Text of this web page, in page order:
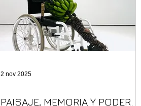
2 nov 2025
PAISAJE, MEMORIA Y PODER.